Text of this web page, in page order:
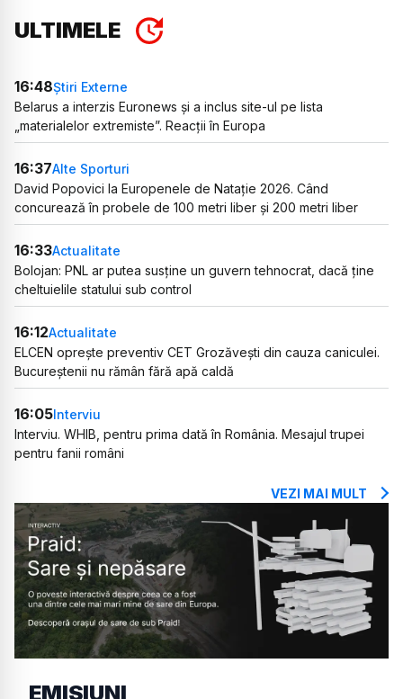
ULTIMELE
16:48Știri Externe
Belarus a interzis Euronews și a inclus site-ul pe lista
„materialelor extremiste”. Reacții în Europa
16:37Alte Sporturi
David Popovici la Europenele de Natație 2026. Când
concurează în probele de 100 metri liber și 200 metri liber
16:33Actualitate
Bolojan: PNL ar putea susține un guvern tehnocrat, dacă ține
cheltuielile statului sub control
16:12Actualitate
ELCEN oprește preventiv CET Grozăvești din cauza caniculei.
Bucureștenii nu rămân fără apă caldă
16:05Interviu
Interviu. WHIB, pentru prima dată în România. Mesajul trupei
pentru fanii români
VEZI MAI MULT
EMISIUNI